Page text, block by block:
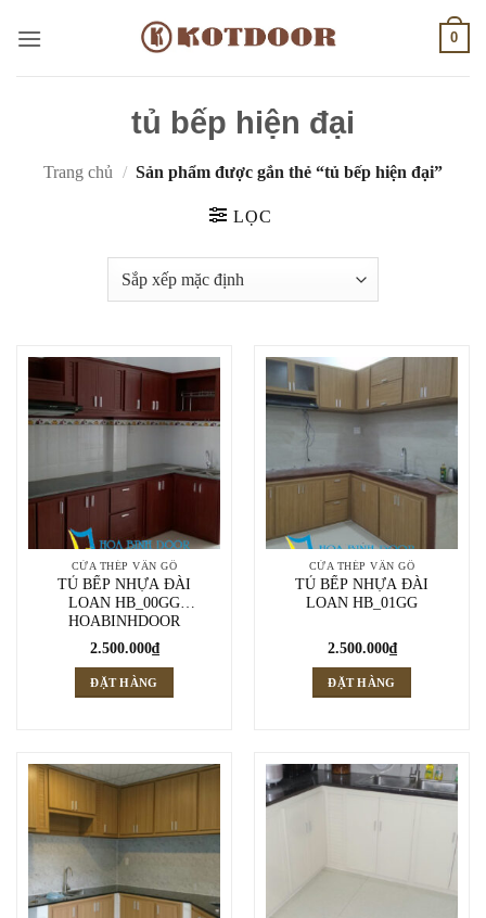
qua
0
tủ bếp hiện đại
Trang chủ / Sản phẩm được gắn thẻ “tủ bếp hiện đại”
LỌC
CỬA THÉP VÂN GỖ
TỦ BẾP NHỰA ĐÀI
LOAN HB_00GG
HOABINHDOOR
2.500.000₫
ĐẶT HÀNG
CỬA THÉP VÂN GỖ
TỦ BẾP NHỰA ĐÀI
LOAN HB_01GG
2.500.000₫
ĐẶT HÀNG